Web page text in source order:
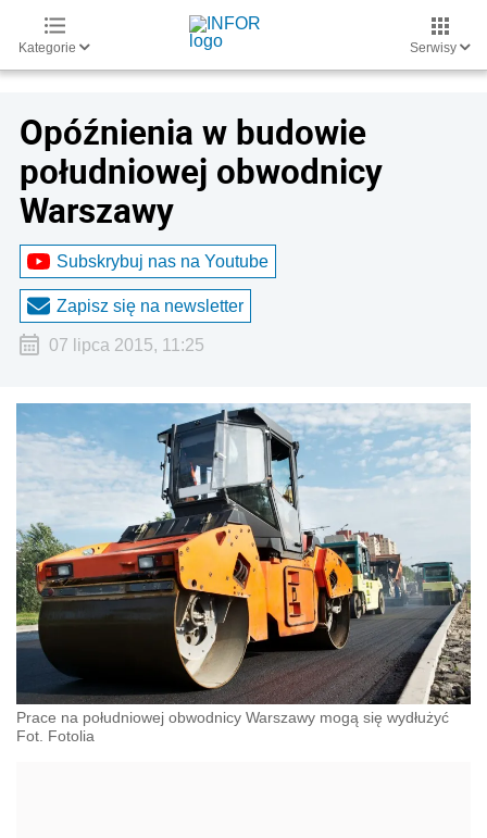
Kategorie Serwisy
Opóźnienia w budowie
południowej obwodnicy
Warszawy
Subskrybuj nas na Youtube
Zapisz się na newsletter
07 lipca 2015, 11:25
Prace na południowej obwodnicy Warszawy mogą się wydłużyć
Fot. Fotolia